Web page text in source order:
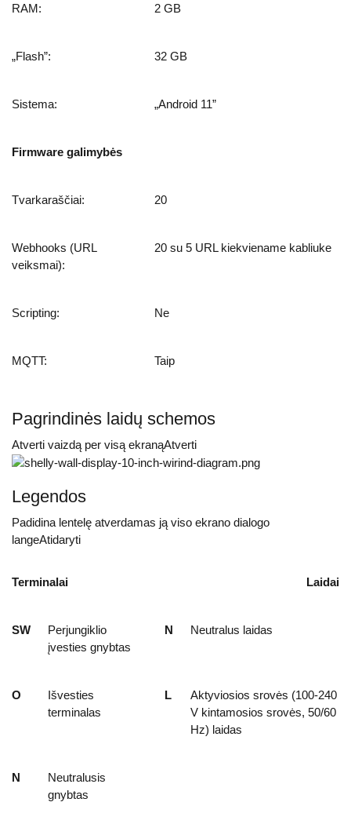
RAM: 2 GB
„Flash”: 32 GB
Sistema: „Android 11”
Firmware galimybės
Tvarkaraščiai: 20
Webhooks (URL
veiksmai):
20 su 5 URL kiekviename kabliuke
Scripting: Ne
MQTT: Taip
Pagrindinės laidų schemos
Atverti vaizdą per visą ekranąAtverti
Legendos
Padidina lentelę atverdamas ją viso ekrano dialogo
langeAtidaryti
Terminalai Laidai
SW
Perjungiklio
įvesties gnybtas
N Neutralus laidas
O
Išvesties
terminalas
L
Aktyviosios srovės (100-240
V kintamosios srovės, 50/60
Hz) laidas
N
Neutralusis
gnybtas